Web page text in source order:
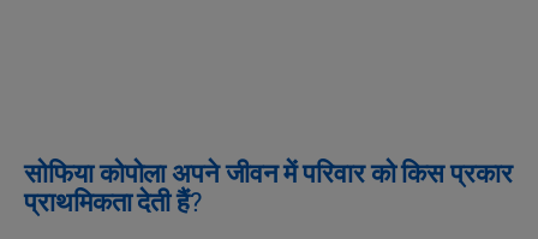
सोफिया कोपोला अपने जीवन में परिवार को किस प्रकार
प्राथमिकता देती हैं?